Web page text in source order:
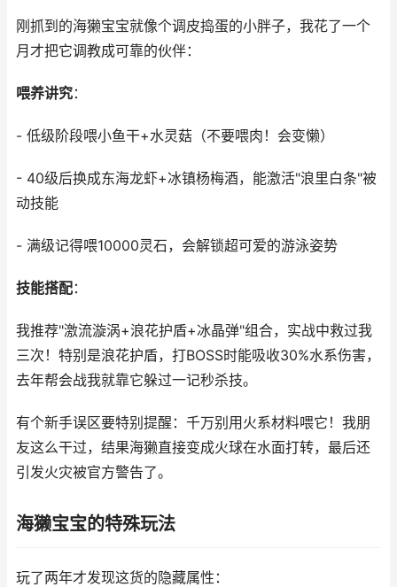
刚抓到的海獭宝宝就像个调皮捣蛋的小胖子，我花了一个
月才把它调教成可靠的伙伴：
喂养讲究：
- 低级阶段喂小鱼干+水灵菇（不要喂肉！会变懒）
- 40级后换成东海龙虾+冰镇杨梅酒，能激活"浪里白条"被
动技能
- 满级记得喂10000灵石，会解锁超可爱的游泳姿势
技能搭配：
我推荐"激流漩涡+浪花护盾+冰晶弹"组合，实战中救过我
三次！特别是浪花护盾，打BOSS时能吸收30%水系伤害，
去年帮会战我就靠它躲过一记秒杀技。
有个新手误区要特别提醒：千万别用火系材料喂它！我朋
友这么干过，结果海獭直接变成火球在水面打转，最后还
引发火灾被官方警告了。
海獭宝宝的特殊玩法
玩了两年才发现这货的隐藏属性：